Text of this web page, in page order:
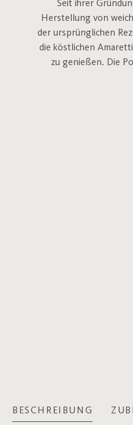
Seit ihrer
Herstellung von
der ursprünglichen
die köstlichen
zu genießen. Die
BESCHREIBUNG